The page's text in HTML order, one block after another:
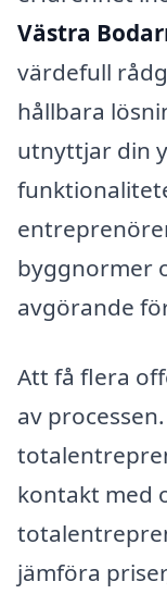
Västra
värdefull
hållbara
utnyttjar din
byggnormer
avgörande
Att få flera
av
kontakt med
jämföra